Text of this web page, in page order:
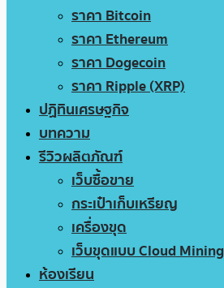
ราคา Bitcoin
ราคา Ethereum
ราคา Dogecoin
ราคา Ripple (XRP)
ปฏิทินเศรษฐกิจ
บทความ
รีวิวผลิตภัณฑ์
เว็บซื้อขาย
กระเป๋าเก็บเหรียญ
เครื่องขุด
เว็บขุดแบบ Cloud Mining
ห้องเรียน